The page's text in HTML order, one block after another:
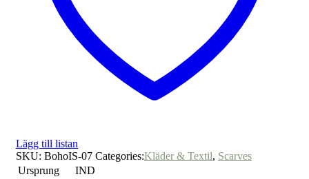
Lägg till listan
SKU: BohoIS-07 Categories:Kläder & Textil, Scarves
Ursprung
IND